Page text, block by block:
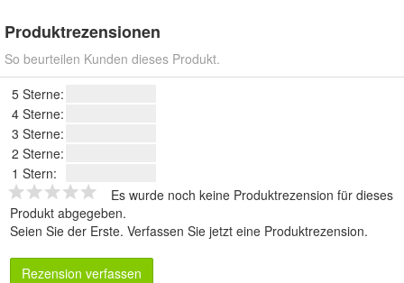
Produktrezensionen
So beurteilen Kunden dieses Produkt.
5 Sterne:
4 Sterne:
3 Sterne:
2 Sterne:
1 Stern:
Es wurde noch keine Produktrezension für dieses
Produkt abgegeben.
Seien Sie der Erste. Verfassen Sie jetzt eine Produktrezension.
Rezension verfassen